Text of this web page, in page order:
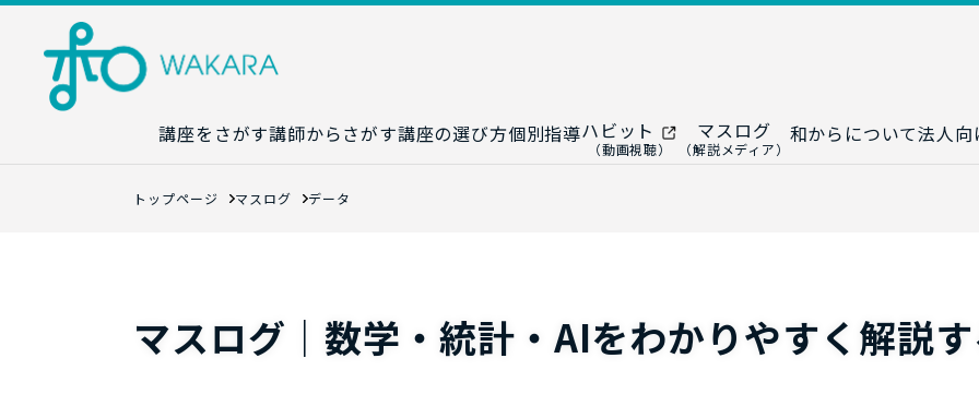
講座をさがす講師からさがす講座の選び方
数学講座マップ
個別指導
和からジュニア
（小・中学生）
ハビット
（動画視聴）
マスログ
（解説メディア）
和からについて法人向
修
AI顧問サー
トップページ マスログ データ
マスログ｜数学・統計・AIをわかりやすく解説